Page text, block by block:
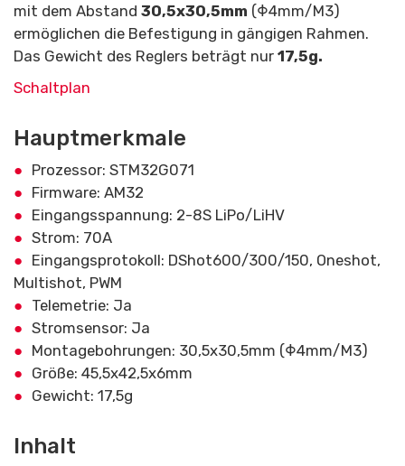
mit dem Abstand 30,5x30,5mm (Φ4mm/M3)
ermöglichen die Befestigung in gängigen Rahmen.
Das Gewicht des Reglers beträgt nur 17,5g.
Schaltplan
Hauptmerkmale
Prozessor: STM32G071
Firmware: AM32
Eingangsspannung: 2-8S LiPo/LiHV
Strom: 70A
Eingangsprotokoll: DShot600/300/150, Oneshot,
Multishot, PWM
Telemetrie: Ja
Stromsensor: Ja
Montagebohrungen: 30,5x30,5mm (Φ4mm/M3)
Größe: 45,5x42,5x6mm
Gewicht: 17,5g
Inhalt